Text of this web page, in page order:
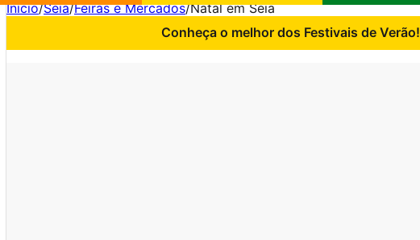
Início/Seia/Feiras e Mercados/Natal em Seia
Conheça o melhor dos Festivais de Verão!